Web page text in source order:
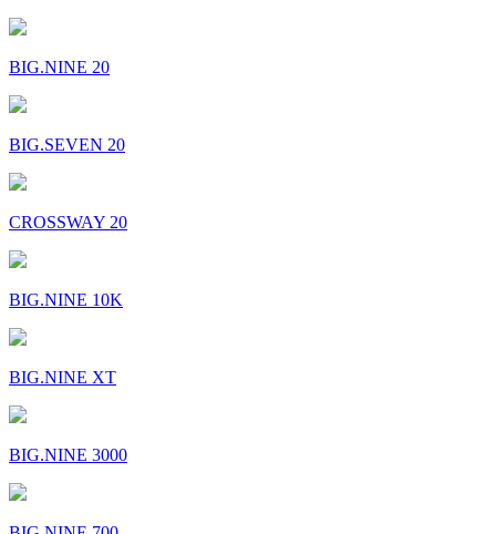
BIG.NINE 20
BIG.SEVEN 20
CROSSWAY 20
BIG.NINE 10K
BIG.NINE XT
BIG.NINE 3000